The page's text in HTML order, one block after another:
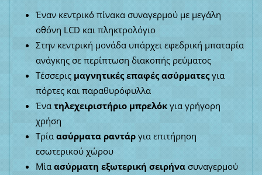
Έναν κεντρικό πίνακα συναγερμού με μεγάλη
οθόνη LCD και πληκτρολόγιο
Στην κεντρική μονάδα υπάρχει εφεδρική μπαταρία
ανάγκης σε περίπτωση διακοπής ρεύματος
Τέσσεριςμαγνητικές επαφές ασύρματεςγια
πόρτες και παραθυρόφυλλα
Ένα τηλεχειριστήριο μπρελόκγια γρήγορη
χρήση
Τρία ασύρματα ραντάρ για επιτήρηση
εσωτερικού χώρου
Μία ασύρματη εξωτερική σειρήνα συναγερμού